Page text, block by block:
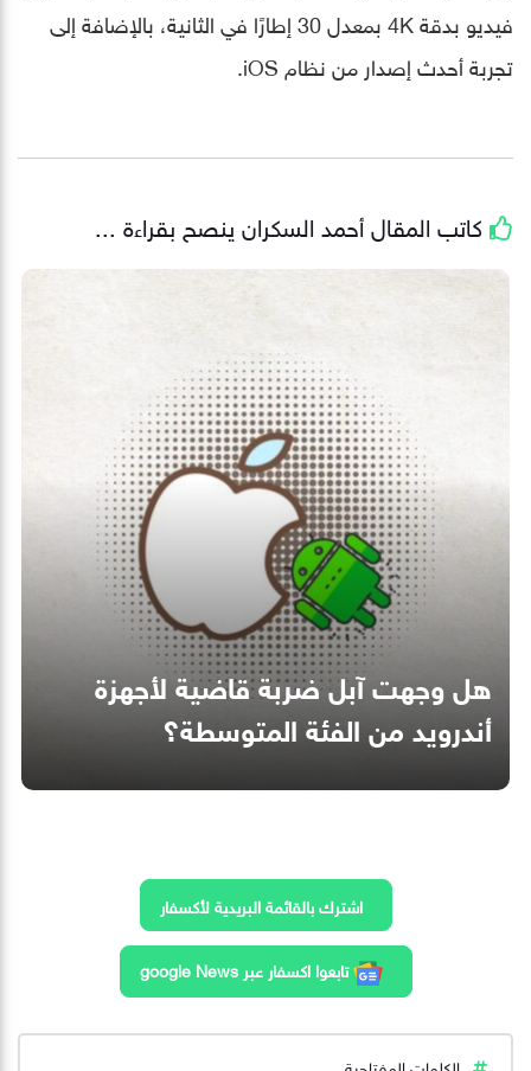
فيديو بدقة 4K بمعدل 30 إطارًا في الثانية، بالإضافة إلى
تجربة أحدث إصدار من نظام iOS.
كاتب المقالأحمد السكران ينصح بقراءة ...
هل وجهت آبل ضربة قاضية لأجهزة
أندرويد من الفئة المتوسطة؟
اشترك بالقائمة البريدية لأكسفار
تابعوا اكسفار عبر google News